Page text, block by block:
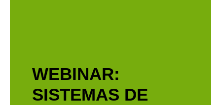
WEBINAR:
SISTEMAS DE